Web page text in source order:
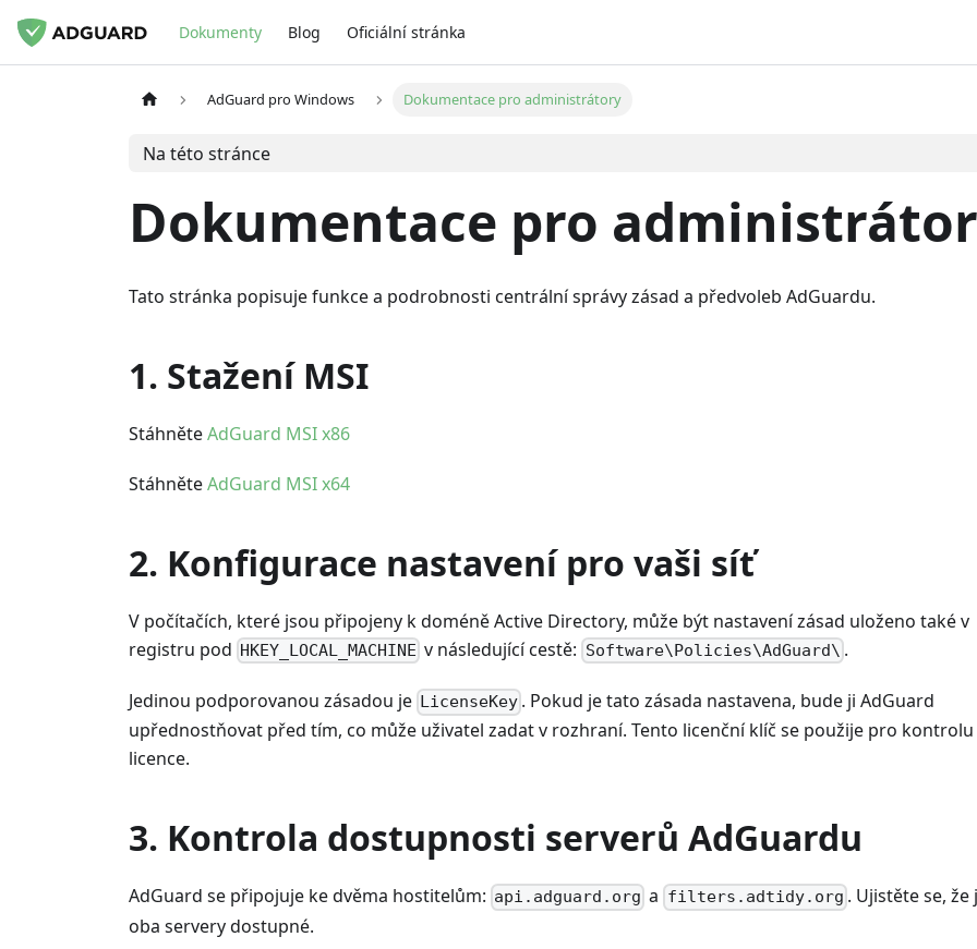
Dokumenty Blog Oficiální stránka
AdGuard pro Windows Dokumentace pro administrátory
Na této stránce
Dokumentace pro
Tato stránka popisuje funkce a podrobnosti centrální správy zásad a předvoleb AdGuardu.
1. Stažení MSI
StáhněteAdGuard MSI x86
StáhněteAdGuard MSI x64
2. Konfigurace nastavení pro vaši síť
V počítačích, které jsou připojeny k doméně Active Directory, může být nastavení zásad uloženo také v
registru pod HKEY_LOCAL_MACHINE v následující cestě: Software\Policies\AdGuard\ .
Jedinou podporovanou zásadou je LicenseKey . Pokud je tato zásada nastavena, bude ji AdGuard
upřednostňovat před tím, co může uživatel zadat v rozhraní. Tento licenční klíč se použije pro kontrolu
licence.
3. Kontrola dostupnosti serverů AdGuardu
AdGuard se připojuje ke dvěma hostitelům: api.adguard.org a filters.adtidy.org . Ujistěte se, že
oba servery dostupné.